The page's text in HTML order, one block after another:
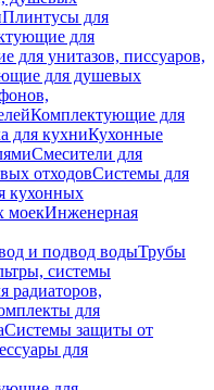
Плинтусы для
для
для унитазов, писсуаров,
для душевых
Комплектующие для
для кухниКухонные
Смесители для
отходовСистемы для
кухонных
моекИнженерная
и подвод водыТрубы
системы
радиаторов,
для
Системы защиты от
для